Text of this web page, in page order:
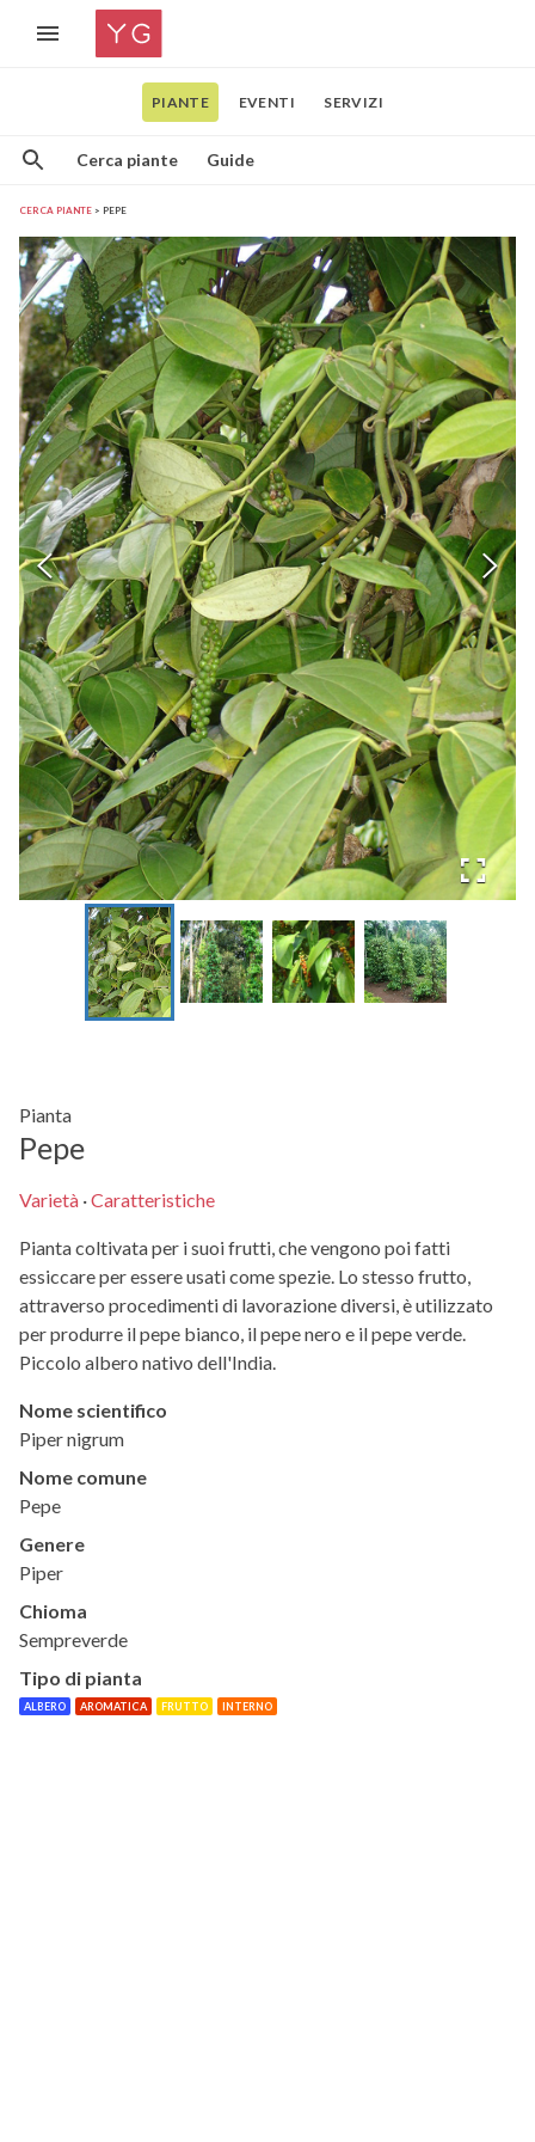
PIANTE EVENTI SERVIZI
Cerca piante Guide
CERCA PIANTE PEPE
Pianta
Pepe
Varietà ·Caratteristiche
Pianta coltivata per i suoi frutti, che vengono poi fatti
essiccare per essere usati come spezie. Lo stesso frutto,
attraverso procedimenti di lavorazione diversi, è utilizzato
per produrre il pepe bianco, il pepe nero e il pepe verde.
Piccolo albero nativo dell'India.
Nome scientifico
Piper nigrum
Nome comune
Pepe
Genere
Piper
Chioma
Sempreverde
Tipo di pianta
ALBERO AROMATICA FRUTTO INTERNO